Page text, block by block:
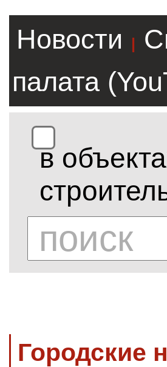
Новости |
палата
в
Городские